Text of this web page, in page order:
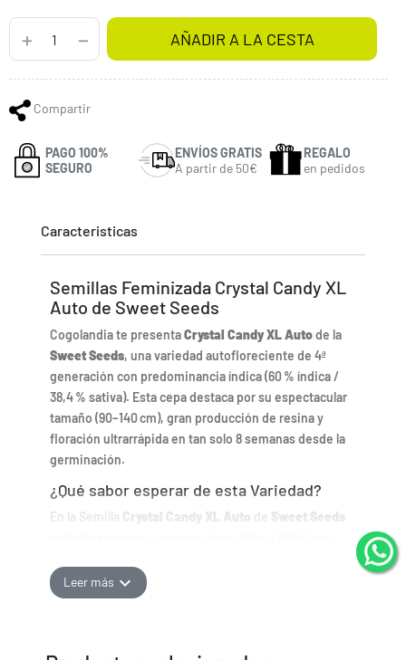
AÑADIR A LA CESTA
Compartir
PAGO 100%
SEGURO
ENVÍOS GRATIS
A partir de 50€
REGALO
en pedidos
Caracteristicas
Semillas Feminizada Crystal Candy XL
Auto de Sweet Seeds
Cogolandia te presentaCrystal Candy XL Autode la
Sweet Seeds, una variedad autofloreciente de 4ª
generación con predominancia índica (60 % índica /
38,4 % sativa). Esta cepa destaca por su espectacular
tamaño (90–140 cm), gran producción de resina y
floración ultrarrápida en tan solo 8 semanas desde la
germinación.
¿Qué sabor esperar de esta Variedad?
En la Semilla Crystal Candy XL Auto de Sweet Seeds
maduro, evocando sensaciones propias de una tienda
de golosinas.
Cultivo de Crystal Candy XL Auto en Exterior
Leer más expand_more